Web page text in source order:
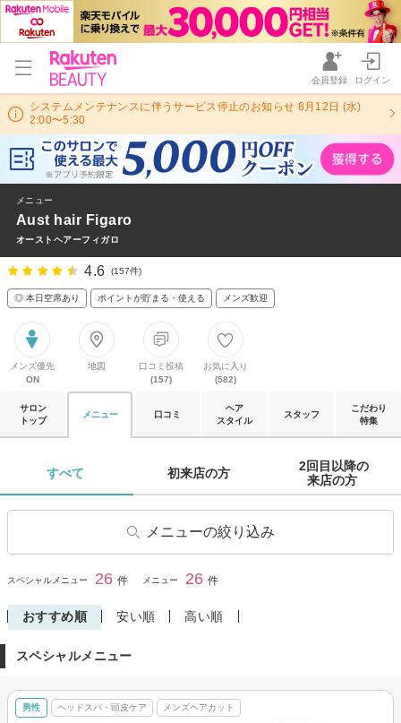
会員登録 ログイン
システムメンテナンスに伴うサービス停止のお知らせ 8月12日 (水)
2:00〜5:30
メニュー
Aust hair Figaro
オーストヘアーフィガロ
4.6 (157件)
◎ 本日空席あり ポイントが貯まる・使える メンズ歓迎
メンズ優先
ON
地図
口コミ投稿
(157)
お気に入り
(582)
サロン
トップ
メニュー 口コミ
ヘア
スタイル
スタッフ
こだわり
特集
すべて 初来店の方
2回目以降の
来店の方
メニューの絞り込み
ヘアカット
パーマ
縮毛矯正
その他(ヘア) メンズヘアカット
閉じる
スペシャルメニュー 26 件 メニュー 26 件
おすすめ順 安い順 高い順
スペシャルメニュー
男性 ヘッドスパ・頭皮ケア メンズヘアカット